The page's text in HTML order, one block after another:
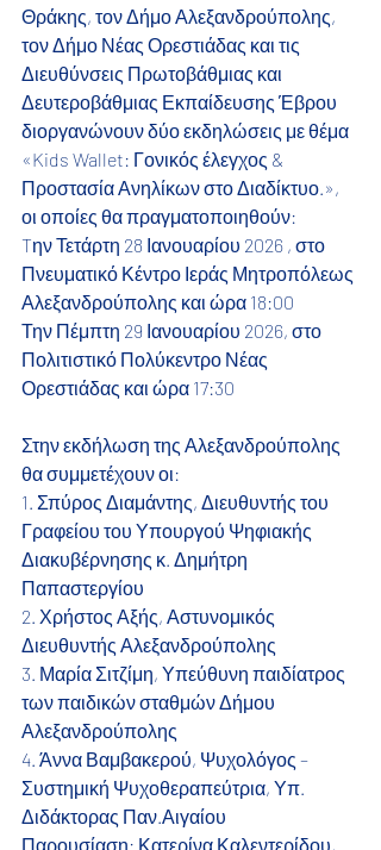
Θράκης, τον Δήμο Αλεξανδρούπολης,
τον Δήμο Νέας Ορεστιάδας και τις
Διευθύνσεις Πρωτοβάθμιας και
Δευτεροβάθμιας Εκπαίδευσης Έβρου
διοργανώνουν δύο εκδηλώσεις με θέμα
«Kids Wallet: Γονικός έλεγχος &
Προστασία Ανηλίκων στο Διαδίκτυο.»,
οι οποίες θα πραγματοποιηθούν:
Tην Τετάρτη 28 Ιανουαρίου 2026 , στο
Πνευματικό Κέντρο Ιεράς Μητροπόλεως
Αλεξανδρούπολης και ώρα 18:00
Την Πέμπτη 29 Ιανουαρίου 2026, στο
Πολιτιστικό Πολύκεντρο Νέας
Ορεστιάδας και ώρα 17:30
Στην εκδήλωση της Αλεξανδρούπολης
θα συμμετέχουν οι:
1. Σπύρος Διαμάντης, Διευθυντής του
Γραφείου του Υπουργού Ψηφιακής
Διακυβέρνησης κ. Δημήτρη
Παπαστεργίου
2. Χρήστος Αξής, Αστυνομικός
Διευθυντής Αλεξανδρούπολης
3. Μαρία Σιτζίμη, Υπεύθυνη παιδίατρος
των παιδικών σταθμών Δήμου
Αλεξανδρούπολης
4. Άννα Βαμβακερού, Ψυχολόγος –
Συστημική Ψυχοθεραπεύτρια, Υπ.
Διδάκτορας Παν.Αιγαίου
Παρουσίαση: Κατερίνα Καλεντερίδου,